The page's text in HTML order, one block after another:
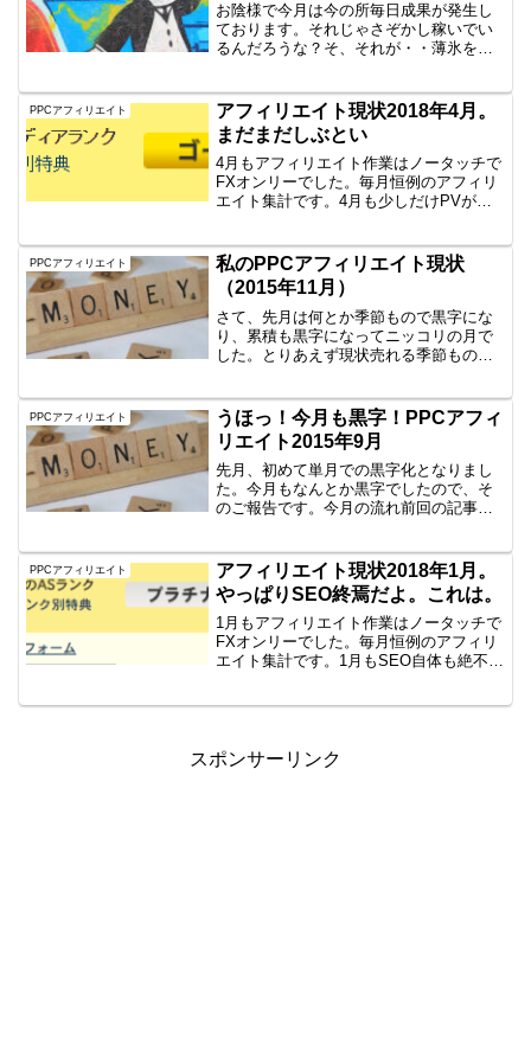
お陰様で今月は今の所毎日成果が発生し
ております。それじゃさぞかし稼いでい
るんだろうな？そ、それが・・薄氷を踏
るのですが、それ以外の商材の層が薄く
てヒヤヒヤしてます。爆発...
PPCアフィリエイト
アフィリエイト現状2018年4月。
まだまだしぶとい
4月もアフィリエイト作業はノータッチで
FXオンリーでした。毎月恒例のアフィリ
エイト集計です。4月も少しだけPVが激
頑張れ私のサイトたち！先月とおんなじ
こと言ってます。結...
PPCアフィリエイト
私のPPCアフィリエイト現状
（2015年11月）
さて、先月は何とか季節もので黒字にな
り、累積も黒字になってニッコリの月で
した。とりあえず現状売れる季節ものは
ので現在広告は停めてます。それまで
は、エース達と、アフィリエ...
PPCアフィリエイト
うほっ！今月も黒字！PPCアフィ
リエイト2015年9月
先月、初めて単月での黒字化となりまし
た。今月もなんとか黒字でしたので、そ
のご報告です。今月の流れ前回の記事で
気味。しかしエースBのSEOでプチフィ
ーバーというところで...
PPCアフィリエイト
アフィリエイト現状2018年1月。
やっぱりSEO終焉だよ。これは。
1月もアフィリエイト作業はノータッチで
FXオンリーでした。毎月恒例のアフィリ
エイト集計です。1月もSEO自体も絶不調
スポンサーリンク